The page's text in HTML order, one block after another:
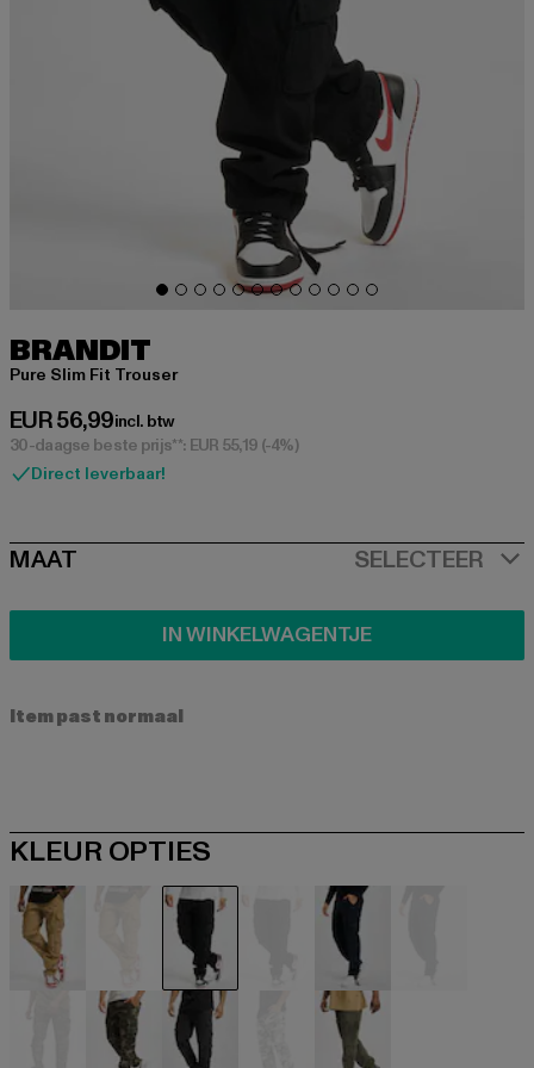
BRANDIT
Pure Slim Fit Trouser
EUR 56,99
Huidige prijs: EUR 56,99
incl. btw
30-daagse beste prijs**: EUR 55,19 (-4%)
Direct leverbaar!
SIZE
MAAT SELECTEER
IN WINKELWAGENTJE
Item past normaal
KLEUR OPTIES
beige beige schwarz schwarzblau